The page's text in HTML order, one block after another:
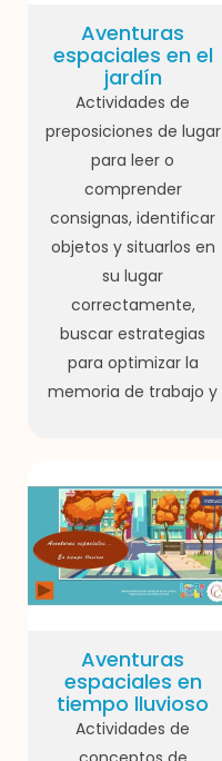
Aventuras
espaciales en el
jardín
Actividades de
preposiciones de lugar
para leer o
comprender
consignas, identificar
objetos y situarlos en
su lugar
correctamente,
buscar estrategias
para optimizar la
memoria de trabajo y
Aventuras
espaciales en
tiempo lluvioso
Actividades de